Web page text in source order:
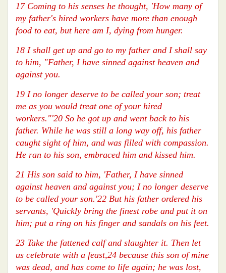
17 Coming to his senses he thought, 'How many of
my father's hired workers have more than enough
food to eat, but here am I, dying from hunger.
18 I shall get up and go to my father and I shall say
to him, "Father, I have sinned against heaven and
against you.
19 I no longer deserve to be called your son; treat
me as you would treat one of your hired
workers."'20 So he got up and went back to his
father. While he was still a long way off, his father
caught sight of him, and was filled with compassion.
He ran to his son, embraced him and kissed him.
21 His son said to him, 'Father, I have sinned
against heaven and against you; I no longer deserve
to be called your son.'22 But his father ordered his
servants, 'Quickly bring the finest robe and put it on
him; put a ring on his finger and sandals on his feet.
23 Take the fattened calf and slaughter it. Then let
us celebrate with a feast,24 because this son of mine
was dead, and has come to life again; he was lost,